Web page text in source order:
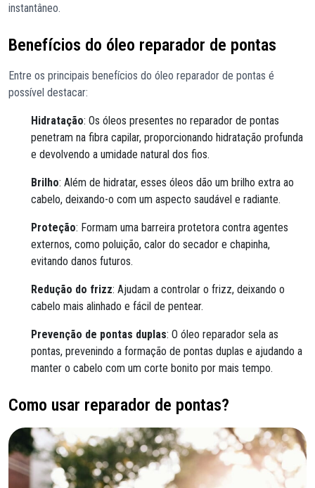
instantâneo.
Benefícios do óleo reparador de pontas
Entre os principais benefícios do óleo reparador de pontas é
possível destacar:
Hidratação: Os óleos presentes no reparador de pontas
penetram na fibra capilar, proporcionando hidratação profunda
e devolvendo a umidade natural dos fios.
Brilho: Além de hidratar, esses óleos dão um brilho extra ao
cabelo, deixando-o com um aspecto saudável e radiante.
Proteção: Formam uma barreira protetora contra agentes
externos, como poluição, calor do secador e chapinha,
evitando danos futuros.
Redução do frizz: Ajudam a controlar o frizz, deixando o
cabelo mais alinhado e fácil de pentear.
Prevenção de pontas duplas: O óleo reparador sela as
pontas, prevenindo a formação de pontas duplas e ajudando a
manter o cabelo com um corte bonito por mais tempo.
Como usar reparador de pontas?